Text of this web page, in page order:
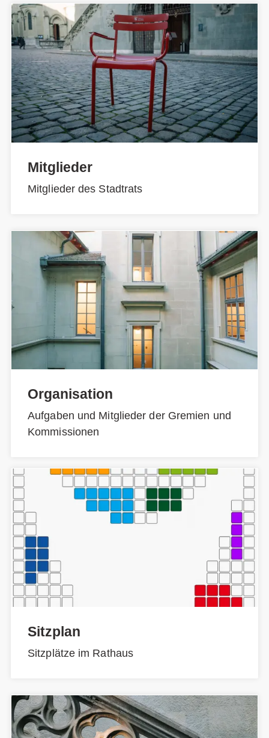
Mitglieder
Mitglieder des Stadtrats
Organisation
Aufgaben und Mitglieder der Gremien und
Kommissionen
Sitzplan
Sitzplätze im Rathaus